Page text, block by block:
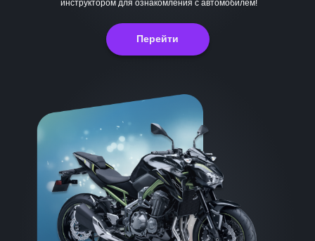
инструктором для ознакомления с автомобилем!
Перейти